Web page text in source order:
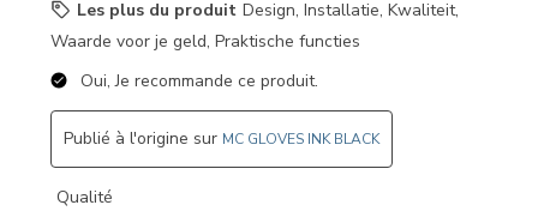
Les plus du produit Design, Installatie, Kwaliteit,
Waarde voor je geld, Praktische functies
Oui, Je recommande ce produit.
Publié à l'origine sur MC GLOVES INK BLACK
Qualité